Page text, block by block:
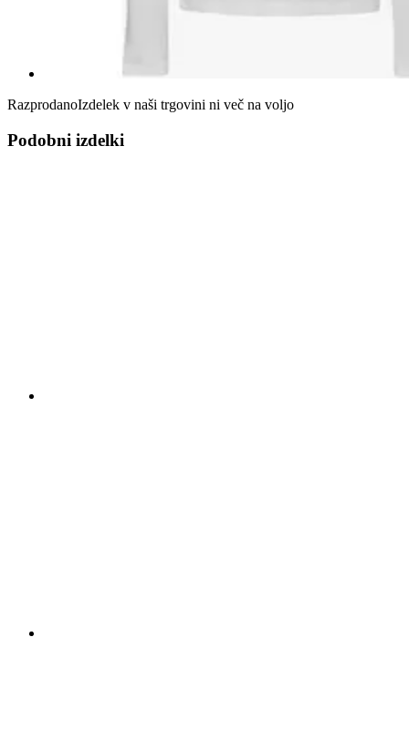
RazprodanoIzdelek v naši trgovini ni več na voljo
Podobni izdelki